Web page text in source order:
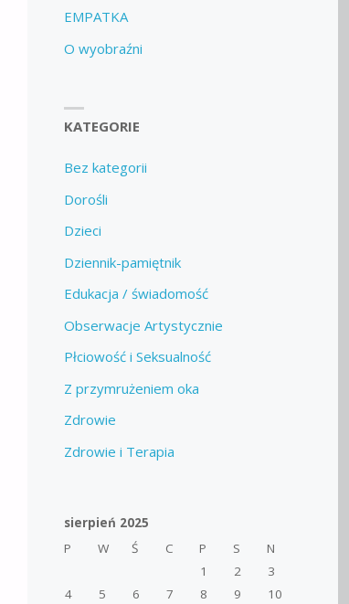
EMPATKA
O wyobraźni
KATEGORIE
Bez kategorii
Dorośli
Dzieci
Dziennik-pamiętnik
Edukacja / świadomość
Obserwacje Artystycznie
Płciowość i Seksualność
Z przymrużeniem oka
Zdrowie
Zdrowie i Terapia
sierpień 2025
P
W Ś C P S
N
1
2
3
4
5 6 7 8 9
10